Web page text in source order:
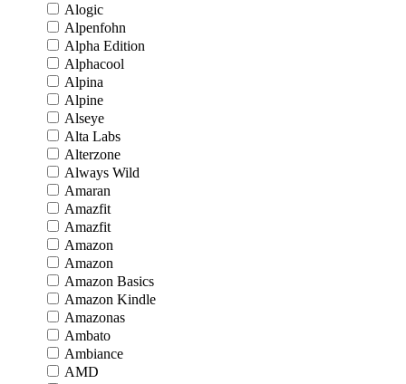
Alogic
Alpenfohn
Alpha Edition
Alphacool
Alpina
Alpine
Alseye
Alta Labs
Alterzone
Always Wild
Amaran
Amazfit
Amazfit
Amazon
Amazon
Amazon Basics
Amazon Kindle
Amazonas
Ambato
Ambiance
AMD